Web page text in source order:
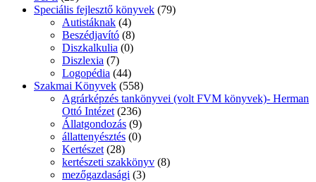
Speciális fejlesztő könyvek (79)
Autistáknak (4)
Beszédjavító (8)
Diszkalkulia (0)
Diszlexia (7)
Logopédia (44)
Szakmai Könyvek (558)
Agrárképzés tankönyvei (volt FVM könyvek)- Herman
Ottó Intézet (236)
Állatgondozás (9)
állattenyésztés (0)
Kertészet (28)
kertészeti szakkönyv (8)
mezőgazdasági (3)